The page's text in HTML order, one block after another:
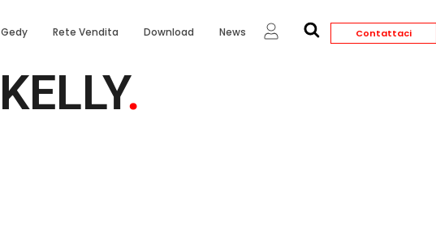
Gedy Rete Vendita Download News Contattaci
KELLY.